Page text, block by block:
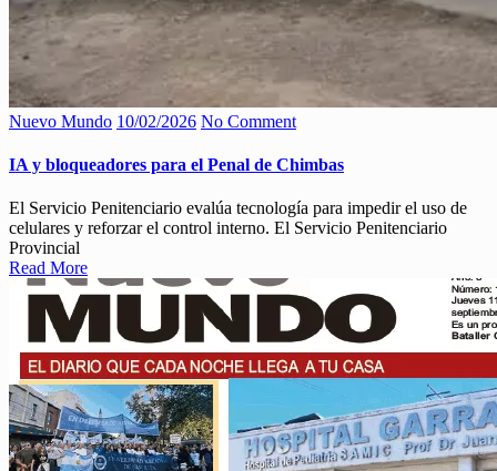
Nuevo Mundo 10/02/2026 No Comment
IA y bloqueadores para el Penal de Chimbas
El Servicio Penitenciario evalúa tecnología para impedir el uso de
celulares y reforzar el control interno. El Servicio Penitenciario
Provincial
Read More